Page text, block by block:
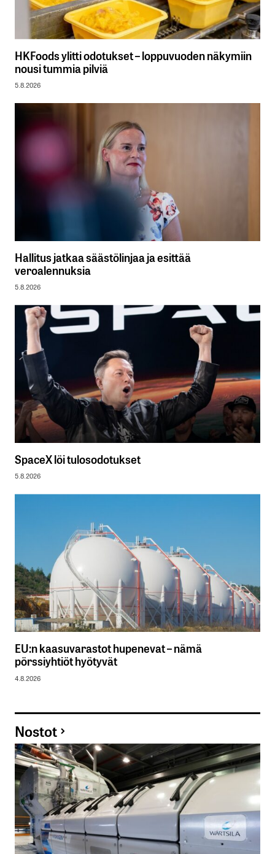
HKFoods ylitti odotukset – loppuvuoden näkymiin
nousi tummia pilviä
5.8.2026
Hallitus jatkaa säästölinjaa ja esittää
veroalennuksia
5.8.2026
SpaceX löi tulosodotukset
5.8.2026
EU:n kaasuvarastot hupenevat – nämä
pörssiyhtiöt hyötyvät
4.8.2026
Nostot